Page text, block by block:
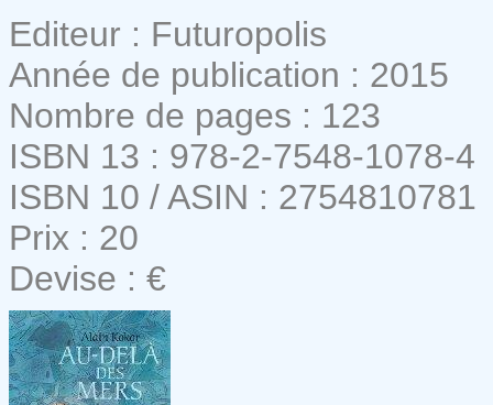
Editeur : Futuropolis
Année de publication : 2015
Nombre de pages : 123
ISBN 13 : 978-2-7548-1078-4
ISBN 10 / ASIN : 2754810781
Prix : 20
Devise : €